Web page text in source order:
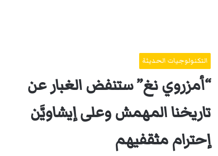
التكنولوجيات الحديثة
“أمزروي نغ” ستنفض الغبار عن
تاريخنا المهمش وعلى إيشاويَّن
إحترام مثقفيهم